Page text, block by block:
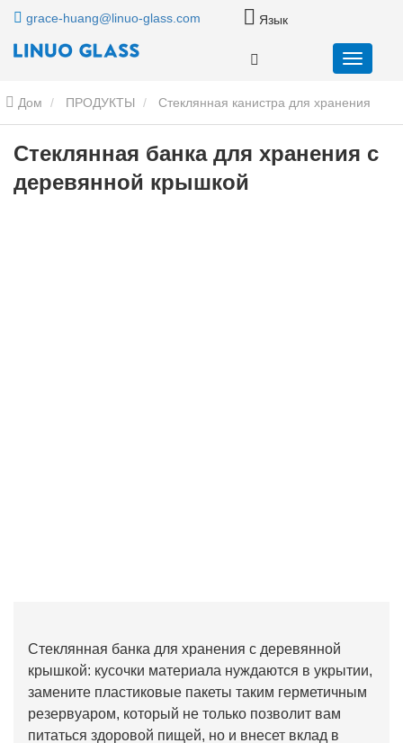
grace-huang@linuo-glass.com Язык
Дом ПРОДУКТЫ Стеклянная канистра для хранения
продуктов питания Стеклянная банка для хранения с
деревянной крышкой Стеклянная банка для хранения с
Стеклянная банка для хранения с
деревянной крышкой
Стеклянная банка для хранения с деревянной
крышкой: кусочки материала нуждаются в укрытии,
замените пластиковые пакеты таким герметичным
резервуаром, который не только позволит вам
питаться здоровой пищей, но и внесет вклад в